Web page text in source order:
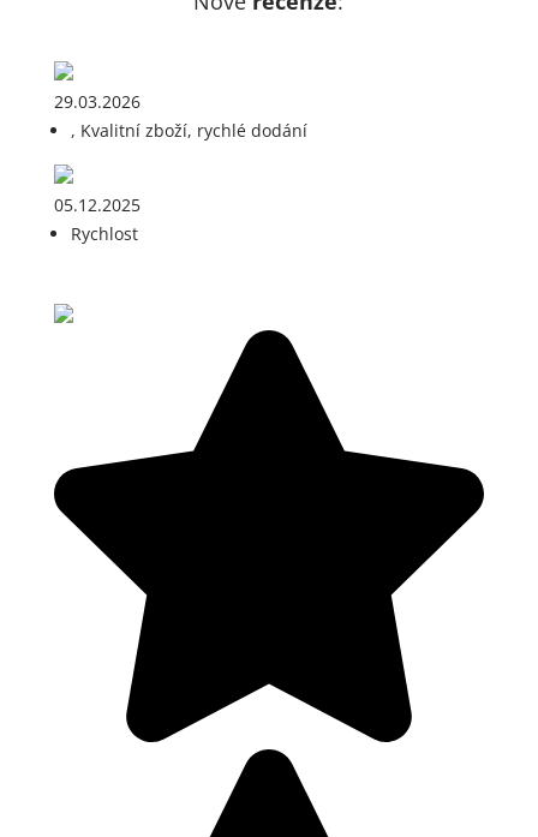
29.03.2026
, Kvalitní zboží, rychlé dodání
05.12.2025
Rychlost